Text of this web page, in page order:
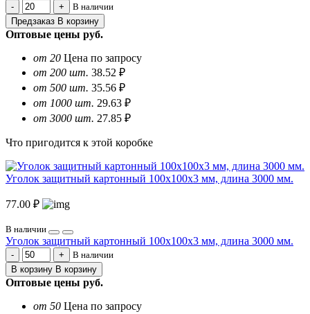
В наличии
Предзаказ В корзину
Оптовые цены руб.
от 20 Цена по запросу
от 200 шт. 38.52 ₽
от 500 шт. 35.56 ₽
от 1000 шт. 29.63 ₽
от 3000 шт. 27.85 ₽
Что пригодится к этой коробке
Уголок защитный картонный 100х100х3 мм, длина 3000 мм.
77.00 ₽
В наличии
Уголок защитный картонный 100х100х3 мм, длина 3000 мм.
В наличии
В корзину В корзину
Оптовые цены руб.
от 50 Цена по запросу